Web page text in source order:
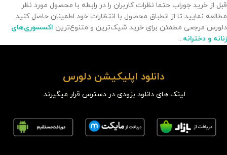
قبل از خرید جوراب حتما نظرات کاربران را در رابطه با محصول مورد نظر
مطالعه نمایید تا از انطباق محصول با انتظارات خود اطمینان حاصل کنید.
دلورس مرجعی مطمئن برای خرید شیک‌ترین و متنوع‌ترین اکسسوری‌های
زنانه و دخترانه...
دانلود اپلیکیشن دلورس
لینک های دانلود بزودی در دسترس قرار میگیرند.